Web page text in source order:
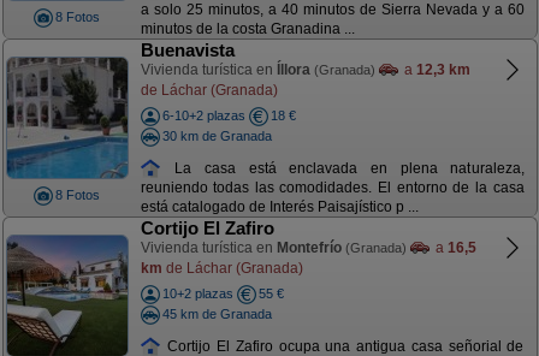
8 Fotos
a solo 25 minutos, a 40 minutos de Sierra Nevada y a 60
minutos de la costa Granadina ...
8 Fotos
Buenavista
Vivienda turística en Íllora (Granada) a 12,3 km
de Láchar (Granada)
6-10+2 plazas
18 €
30 km de Granada
La casa está enclavada en plena naturaleza,
reuniendo todas las comodidades. El entorno de la casa
está catalogado de Interés Paisajístico p ...
Cortijo El Zafiro
Vivienda turística en Montefrío (Granada) a 16,5
km de Láchar (Granada)
10+2 plazas
55 €
45 km de Granada
Cortijo El Zafiro ocupa una antigua casa señorial de